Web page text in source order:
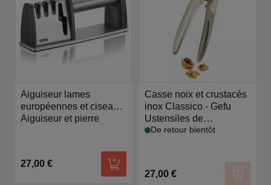
Aiguiseur lames
européennes et ciseaux
Colt Pro - Gefu
Aiguiseur et pierre
27,00 €
Ajouter au panier
Casse noix et crustacés
inox Classico - Gefu
Ustensiles de
préparation
De retour bientôt
27,00 €